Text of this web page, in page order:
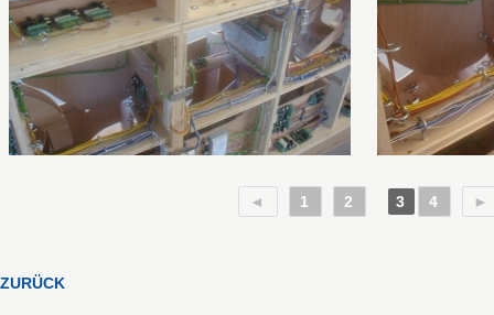
◄ 1 2 3 4 ►
ZURÜCK